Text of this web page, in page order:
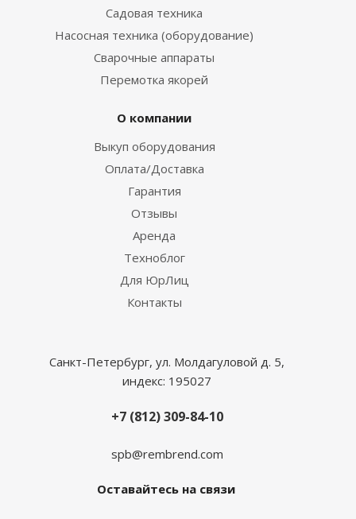
Садовая техника
Насосная техника (оборудование)
Сварочные аппараты
Перемотка якорей
О компании
Выкуп оборудования
Оплата/Доставка
Гарантия
Отзывы
Аренда
Техноблог
Для ЮрЛиц
Контакты
Санкт-Петербург, ул. Молдагуловой д. 5,
индекс: 195027
+7 (812) 309-84-10
spb@rembrend.com
Оставайтесь на связи